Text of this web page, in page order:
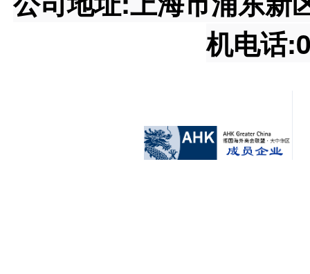
机电话